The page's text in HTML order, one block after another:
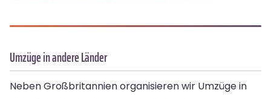
Umzüge in andere Länder
Neben Großbritannien organisieren wir Umzüge in